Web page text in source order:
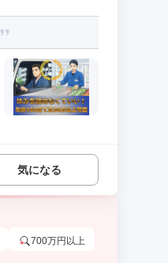
気になる
700万円以上